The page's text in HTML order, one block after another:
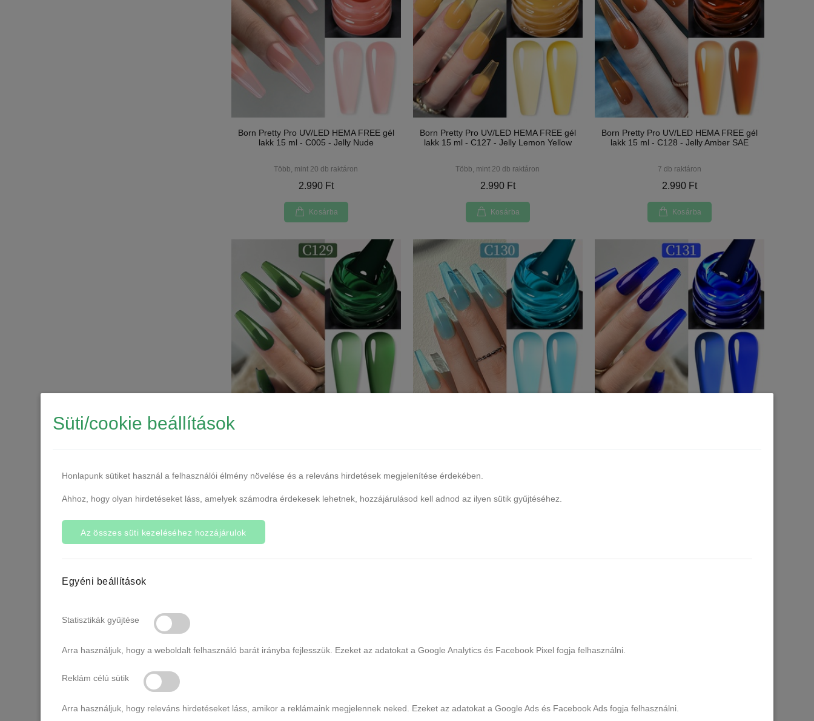
Born Pretty Pro UV/LED HEMA FREE gél
lakk 15 ml - C005 - Jelly Nude
Több, mint 20 db raktáron
2.990 Ft
Kosárba
Born Pretty Pro UV/LED HEMA FREE gél
lakk 15 ml - C127 - Jelly Lemon Yellow
Több, mint 20 db raktáron
2.990 Ft
Kosárba
Born Pretty Pro UV/LED HEMA FREE gél
lakk 15 ml - C128 - Jelly Amber SAE
7 db raktáron
2.990 Ft
Kosárba
2.990 Ft
Kosárba
2.990 Ft
Kosárba
Born Pretty Pro UV/LED HEMA FREE gél
Born Pretty Pro UV/LED HEMA FREE gél
Born Pretty Pro UV/LED HEMA FREE gél
Süti/cookie beállítások
Honlapunk sütiket használ a felhasználói élmény növelése és a releváns hirdetések megjelenítése érdekében.
Ahhoz, hogy olyan hirdetéseket láss, amelyek számodra érdekesek lehetnek, hozzájárulásod kell adnod az ilyen sütik gyűjtéséhez.
Az összes süti kezeléséhez hozzájárulok
Egyéni beállítások
Statisztikák gyűjtése
Arra használjuk, hogy a weboldalt felhasználó barát irányba fejlesszük. Ezeket az adatokat a Google Analytics és Facebook Pixel fogja felhasználni.
Reklám célú sütik
Arra használjuk, hogy releváns hirdetéseket láss, amikor a reklámaink megjelennek neked. Ezeket az adatokat a Google Ads és Facebook Ads fogja felhasználni.